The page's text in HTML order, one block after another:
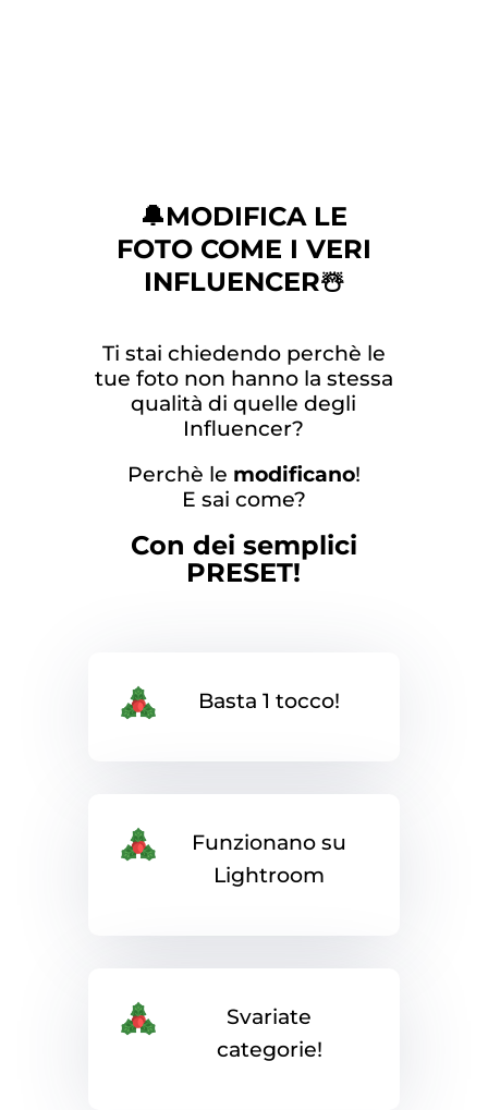
🔔MODIFICA LE
FOTO COME I VERI
INFLUENCER☃️
Ti stai chiedendo perchè le
tue foto non hanno la stessa
qualità di quelle degli
Influencer?
Perchè le modificano!
E sai come?
Con dei semplici
PRESET!
Basta 1 tocco!
Funzionano su
Lightroom
Svariate
categorie!